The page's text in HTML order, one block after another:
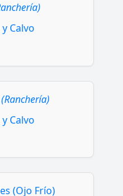
Calvo
(Ranchería)
Calvo
(Ojo Frío)